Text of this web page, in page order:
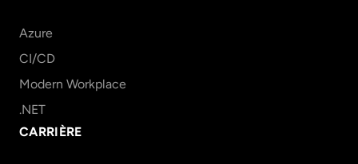
Azure
CI/CD
Modern Workplace
.NET
CARRIÈRE